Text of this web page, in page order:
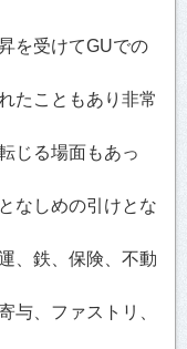
を受けてGUでの
たこともあり非常
じる場面もあっ
なしめの引けとな
、鉄、保険、不動
与、ファストリ、